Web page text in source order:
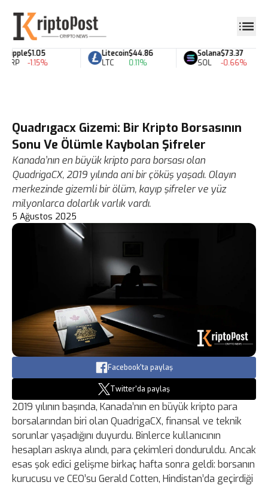
Ripple
XRP
$1.05
-1.15%
Litecoin
LTC
$44.86
0.11%
Solana
SOL
$73.37
-0.66%
Quadrıgacx Gizemi: Bir Kripto Borsasının
Sonu Ve Ölümle Kaybolan Şifreler
Kanada’nın en büyük kripto para borsası olan
QuadrigaCX, 2019 yılında ani bir çöküş yaşadı. Olayın
merkezinde gizemli bir ölüm, kayıp şifreler ve yüz
milyonlarca dolarlık varlık vardı.
5 Ağustos 2025
Facebook'ta paylaş
Twitter'da paylaş
2019 yılının başında, Kanada’nın en büyük kripto para
borsalarından biri olan QuadrigaCX, finansal ve teknik
sorunlar yaşadığını duyurdu. Binlerce kullanıcının
hesapları askıya alındı, para çekimleri donduruldu. Ancak
esas şok edici gelişme birkaç hafta sonra geldi: borsanın
kurucusu ve CEO’su Gerald Cotten, Hindistan’da geçirdiği